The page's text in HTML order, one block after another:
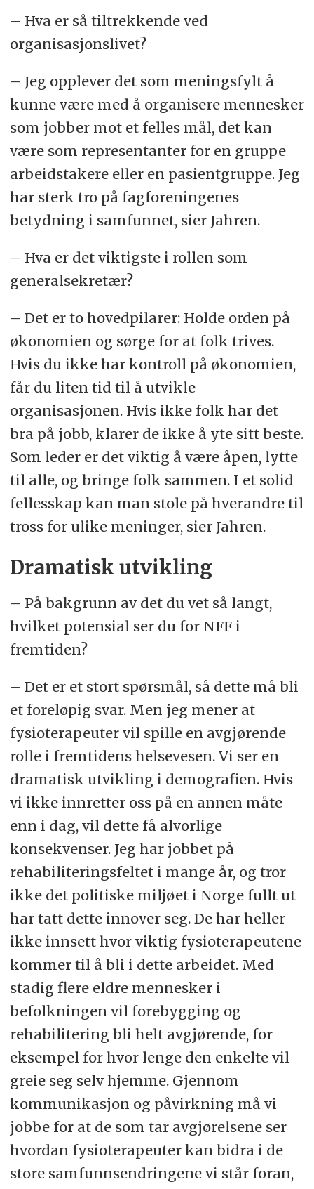
– Hva er så tiltrekkende ved
organisasjonslivet?
– Jeg opplever det som meningsfylt å
kunne være med å organisere mennesker
som jobber mot et felles mål, det kan
være som representanter for en gruppe
arbeidstakere eller en pasientgruppe. Jeg
har sterk tro på fagforeningenes
betydning i samfunnet, sier Jahren.
– Hva er det viktigste i rollen som
generalsekretær?
– Det er to hovedpilarer: Holde orden på
økonomien og sørge for at folk trives.
Hvis du ikke har kontroll på økonomien,
får du liten tid til å utvikle
organisasjonen. Hvis ikke folk har det
bra på jobb, klarer de ikke å yte sitt beste.
Som leder er det viktig å være åpen, lytte
til alle, og bringe folk sammen. I et solid
fellesskap kan man stole på hverandre til
tross for ulike meninger, sier Jahren.
Dramatisk utvikling
– På bakgrunn av det du vet så langt,
hvilket potensial ser du for NFF i
fremtiden?
– Det er et stort spørsmål, så dette må bli
et foreløpig svar. Men jeg mener at
fysioterapeuter vil spille en avgjørende
rolle i fremtidens helsevesen. Vi ser en
dramatisk utvikling i demografien. Hvis
vi ikke innretter oss på en annen måte
enn i dag, vil dette få alvorlige
konsekvenser. Jeg har jobbet på
rehabiliteringsfeltet i mange år, og tror
ikke det politiske miljøet i Norge fullt ut
har tatt dette innover seg. De har heller
ikke innsett hvor viktig fysioterapeutene
kommer til å bli i dette arbeidet. Med
stadig flere eldre mennesker i
befolkningen vil forebygging og
rehabilitering bli helt avgjørende, for
eksempel for hvor lenge den enkelte vil
greie seg selv hjemme. Gjennom
kommunikasjon og påvirkning må vi
jobbe for at de som tar avgjørelsene ser
hvordan fysioterapeuter kan bidra i de
store samfunnsendringene vi står foran,